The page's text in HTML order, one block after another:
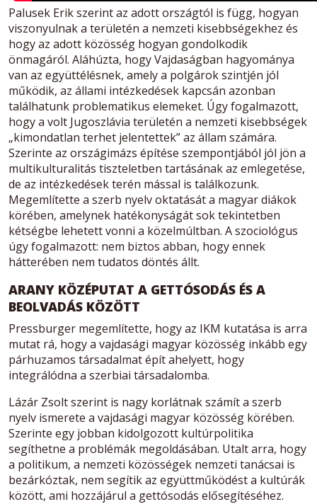
Palusek Erik szerint az adott országtól is függ, hogyan
viszonyulnak a területén a nemzeti kisebbségekhez és
hogy az adott közösség hogyan gondolkodik
önmagáról. Aláhúzta, hogy Vajdaságban hagyománya
van az együttélésnek, amely a polgárok szintjén jól
működik, az állami intézkedések kapcsán azonban
találhatunk problematikus elemeket. Úgy fogalmazott,
hogy a volt Jugoszlávia területén a nemzeti kisebbségek
„kimondatlan terhet jelentettek” az állam számára.
Szerinte az országimázs építése szempontjából jól jön a
multikulturalitás tiszteletben tartásának az emlegetése,
de az intézkedések terén mással is találkozunk.
Megemlítette a szerb nyelv oktatását a magyar diákok
körében, amelynek hatékonyságát sok tekintetben
kétségbe lehetett vonni a közelmúltban. A szociológus
úgy fogalmazott: nem biztos abban, hogy ennek
hátterében nem tudatos döntés állt.
ARANY KÖZÉPUTAT A GETTÓSODÁS ÉS A
BEOLVADÁS KÖZÖTT
Pressburger megemlítette, hogy az IKM kutatása is arra
mutat rá, hogy a vajdasági magyar közösség inkább egy
párhuzamos társadalmat épít ahelyett, hogy
integrálódna a szerbiai társadalomba.
Lázár Zsolt szerint is nagy korlátnak számít a szerb
nyelv ismerete a vajdasági magyar közösség körében.
Szerinte egy jobban kidolgozott kultúrpolitika
segíthetne a problémák megoldásában. Utalt arra, hogy
a politikum, a nemzeti közösségek nemzeti tanácsai is
bezárkóztak, nem segítik az együttműködést a kultúrák
között, ami hozzájárul a gettósodás elősegítéséhez.